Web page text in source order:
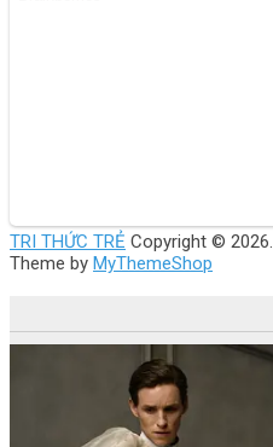
TRI THỨC TRẺ Copyright © 2026.
Theme by MyThemeShop